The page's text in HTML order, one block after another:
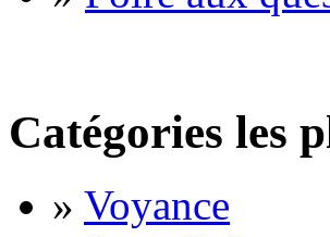
Catégories les
» Voyance